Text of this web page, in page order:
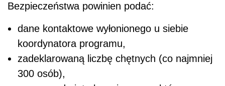
Bezpieczeństwa powinien podać:
dane kontaktowe wyłonionego u siebie
koordynatora programu,
zadeklarowaną liczbę chętnych (co najmniej
300 osób),